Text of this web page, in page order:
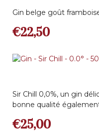
Gin belge goût
€22,50
Sir Chill 0,0%, un gin
bonne qualité
€25,00